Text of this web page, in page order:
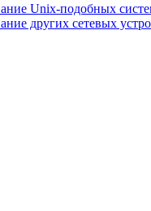
Unix-подобных
других сетевых